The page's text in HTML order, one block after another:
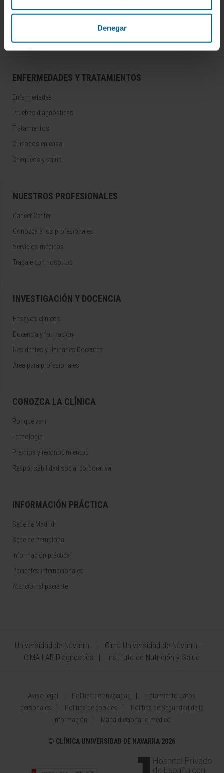
Denegar
SUSCRIBIRSE
ENFERMEDADES Y TRATAMIENTOS
Enfermedades
Pruebas diagnósticas
Tratamientos
Cuidados en casa
Chequeos y salud
NUESTROS PROFESIONALES
Cancer Center
Conozca a los profesionales
Servicios médicos
Trabaje con nosotros
INVESTIGACIÓN Y DOCENCIA
Ensayos clínicos
Docencia y formación
Residentes y Unidades Docentes
Área para profesionales
CONOZCA LA CLÍNICA
Por qué venir
Tecnología
Premios y reconocimientos
Responsabilidad social corporativa
INFORMACIÓN PRÁCTICA
Sede de Madrid
Sede de Pamplona
Información práctica
Pacientes internacionales
Atención al paciente
Universidad de Navarra
Cima Universidad de Navarra
CIMA LAB Diagnostics
Instituto de Nutrición y Salud
Aviso legal Política de privacidad
Tratamiento datos
personales
Política de cookies
Política de Seguridad de la
Información
Mapa diccionario médico
© CLÍNICA UNIVERSIDAD DE NAVARRA 2026